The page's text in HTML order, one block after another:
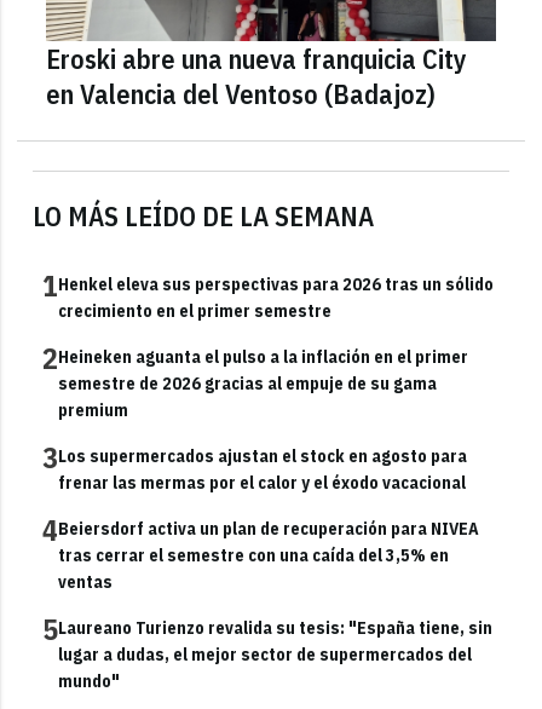
LO MÁS LEÍDO DE LA SEMANA
1Henkel eleva sus perspectivas para 2026 tras un sólido
crecimiento en el primer semestre
2Heineken aguanta el pulso a la inflación en el primer
semestre de 2026 gracias al empuje de su gama
premium
3Los supermercados ajustan el stock en agosto para
frenar las mermas por el calor y el éxodo vacacional
4Beiersdorf activa un plan de recuperación para NIVEA
tras cerrar el semestre con una caída del 3,5% en
ventas
5Laureano Turienzo revalida su tesis: "España tiene, sin
lugar a dudas, el mejor sector de supermercados del
mundo"
Eroski abre una nueva franquicia City
en Valencia del Ventoso (Badajoz)